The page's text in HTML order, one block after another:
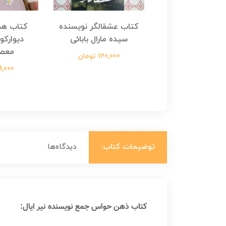
کتاب عشقالگر نویسنده
سیده مارال بابائی
120,000 تومان
کتاب
توضیحات کتاب: دیدگاه‌ها
کتاب ذهن حواس جمع نویسنده نیر ایال: